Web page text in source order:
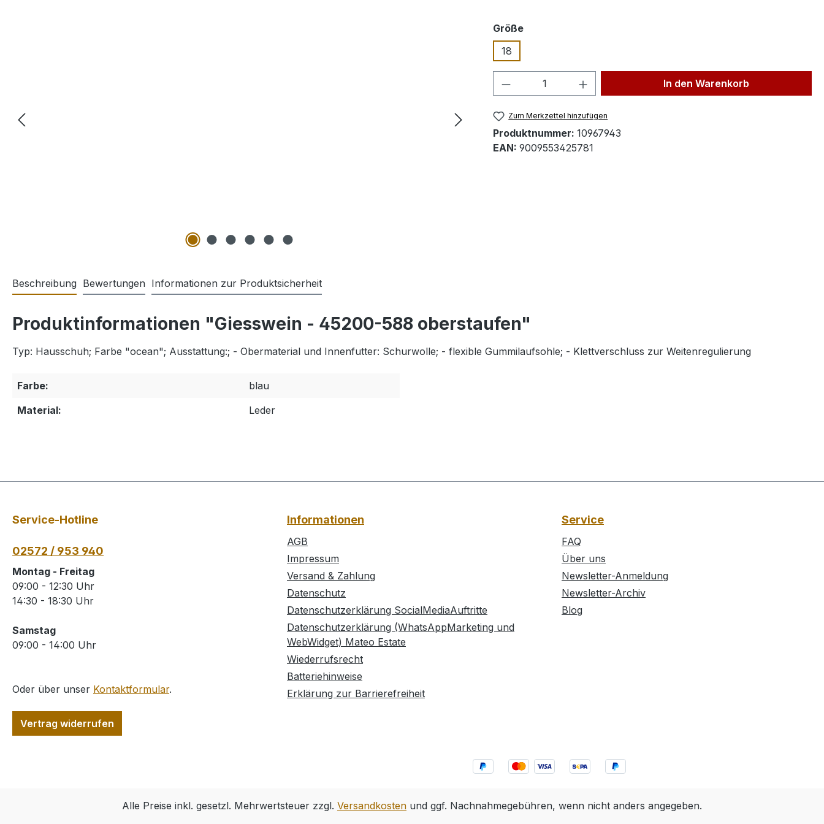
Größeauswählen
18
Produkt Anzahl: Gib den gewünschten Wert
In den Warenkorb
Zum Merkzettel hinzufügen
Produktnummer: 10967943
EAN: 9009553425781
Beschreibung Bewertungen Informationen zur Produktsicherheit
Produktinformationen "Giesswein - 45200-588 oberstaufen"
Typ: Hausschuh; Farbe "ocean"; Ausstattung:; - Obermaterial und Innenfutter: Schurwolle; - flexible Gummilaufsohle; - Klettverschluss zur Weitenregulierung
Farbe:
blau
Material:
Leder
Service-Hotline
02572 / 953 940
Montag - Freitag
09:00 - 12:30 Uhr
14:30 - 18:30 Uhr
Samstag
09:00 - 14:00 Uhr
Oder über unser Kontaktformular.
Vertrag widerrufen
Informationen
AGB
Impressum
Versand & Zahlung
Datenschutz
Datenschutzerklärung SocialMediaAuftritte
Datenschutzerklärung (WhatsAppMarketing und
WebWidget) Mateo Estate
Wiederrufsrecht
Batteriehinweise
Erklärung zur Barrierefreiheit
Service
FAQ
Über uns
Newsletter-Anmeldung
Newsletter-Archiv
Blog
Alle Preise inkl. gesetzl. Mehrwertsteuer zzgl. Versandkosten und ggf. Nachnahmegebühren, wenn nicht anders angegeben.